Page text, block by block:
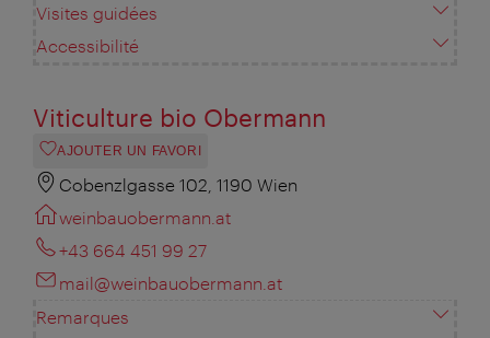
Visites guidées
Accessibilité
Viticulture bio Obermann
AJOUTER UN FAVORI
Cobenzlgasse 102, 1190 Wien
weinbauobermann.at
+43 664 451 99 27
mail@weinbauobermann.at
Remarques